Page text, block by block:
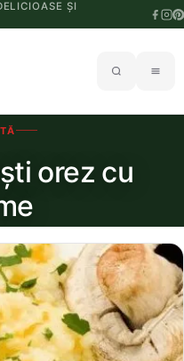
ȘI
orez cu